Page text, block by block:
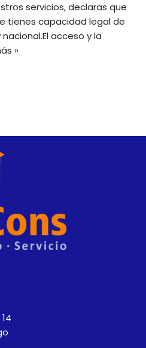
servicios, declaras que
tienes capacidad legal de
acceso y la
»